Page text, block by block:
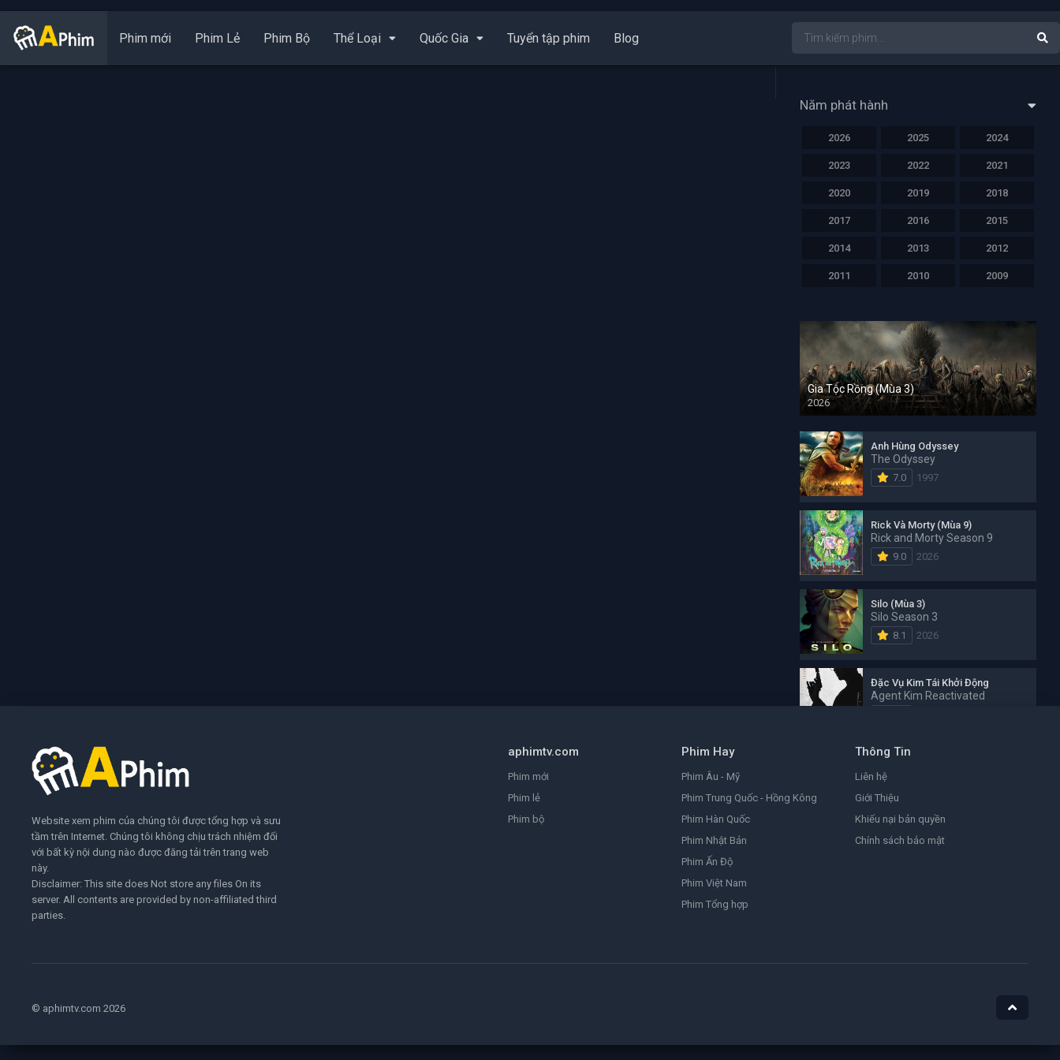
Phim mới Phim Lẻ Phim Bộ Thể Loại Quốc Gia Tuyển tập phim Blog
Năm phát hành
2026 2025 2024
2023 2022 2021
2020 2019 2018
2017 2016 2015
2014 2013 2012
2011 2010 2009
Gia Tộc Rồng (Mùa 3)
2026
Anh Hùng Odyssey
The Odyssey
7.0 1997
Rick Và Morty (Mùa 9)
Rick and Morty Season 9
9.0 2026
Silo (Mùa 3)
Silo Season 3
8.1 2026
Đặc Vụ Kim Tái Khởi Động
Agent Kim Reactivated
Đảo Hải Tặc
One Piece
9.0
Ám Ảnh
aphimtv.com
Phim mới
Phim lẻ
Phim bộ
Phim Hay
Phim Âu - Mỹ
Phim Trung Quốc - Hồng Kông
Phim Hàn Quốc
Phim Nhật Bản
Phim Ấn Độ
Phim Việt Nam
Phim Tổng hợp
Thông Tin
Liên hệ
Giới Thiệu
Khiếu nại bản quyền
Chính sách bảo mật
Website xem phim của chúng tôi được tổng hợp và sưu
tầm trên Internet. Chúng tôi không chịu trách nhiệm đối
với bất kỳ nội dung nào được đăng tải trên trang web
này.
Disclaimer: This site does Not store any files On its
server. All contents are provided by non-affiliated third
parties.
© aphimtv.com 2026